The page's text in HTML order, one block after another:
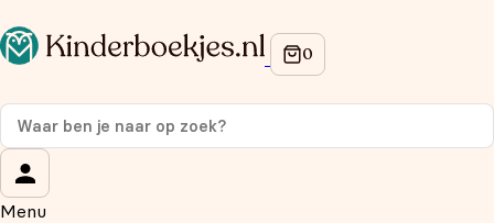
Menu
Op de hoogte blijven van onze acties?
Meld je aan voor onze nieuwsbrief en ontvang
korting
Wat is je voornaam?